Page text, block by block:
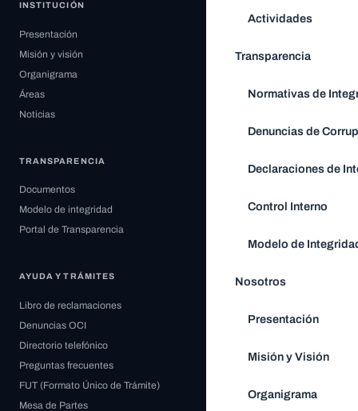
Actividades
Transparencia
Normativas de
Denuncias de
Declaraciones de
Control Interno
Modelo de
Nosotros
Presentación
Misión y Visión
Organigrama
INSTITUCIÓN
Presentación
Misión y visión
Organigrama
Áreas
Noticias
TRANSPARENCIA
Documentos
Modelo de integridad
Portal de Transparencia
AYUDA Y TRÁMITES
Libro de reclamaciones
Denuncias OCI
Directorio telefónico
Preguntas frecuentes
FUT (Formato Único de Trámite)
Mesa de Partes